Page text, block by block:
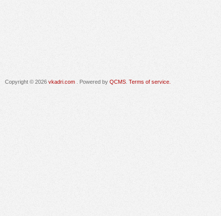
Copyright © 2026 vkadri.com . Powered by QCMS Terms of service.